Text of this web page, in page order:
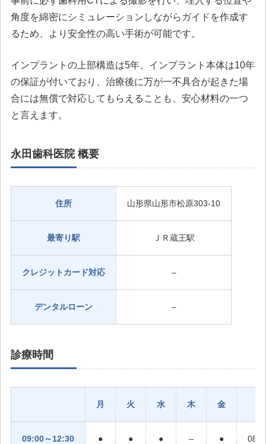
角度を綿密にシミュレーションしながらガイドを作成す
るため、より安全性の高い手術が可能です。
インプラントの上部構造は5年、インプラント本体は10年
の保証が付いており、治療後に万が一不具合が起きた場
合には無償で対応してもらえることも、安心材料の一つ
と言えます。
永田歯科医院 概要
住所 山形県山形市松原303-10
最寄り駅 ＪＲ蔵王駅
クレジットカード対応 –
デンタルローン –
診療時間
月 火 水 木 金
09:00～12:30 ● ● ● – ●